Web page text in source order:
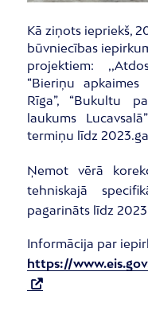
Kā ziņots iepriekš,
būvniecības
projektiem:
“Bieriņu
Rīga”, “Bukultu
laukums
termiņu līdz
Ņemot vērā
tehniskajā
pagarināts līdz
Informācija par
https://